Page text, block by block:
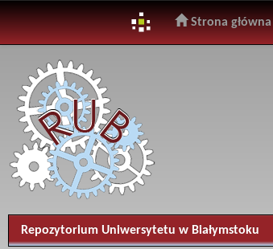
navigation
Strona główna
Repozytorium Uniwersytetu w Białymstoku